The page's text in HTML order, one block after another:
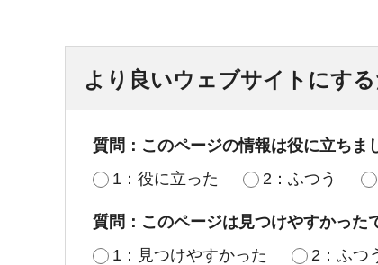
より良いウェブサイトにす
質問：このページの情報は役に立ちま
1：役に立った
2：ふつう
質問：このページは見つけやすかった
1：見つけやすかった
2：ふつ